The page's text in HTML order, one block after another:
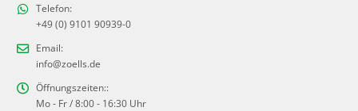
Telefon:
+49 (0) 9101 90939-0
Email:
info@zoells.de
Öffnungszeiten::
Mo - Fr / 8:00 - 16:30 Uhr